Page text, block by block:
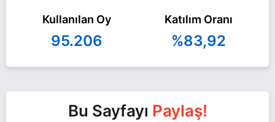
Kullanılan Oy
95.206
Katılım Oranı
%83,92
Bu Sayfayı Paylaş!